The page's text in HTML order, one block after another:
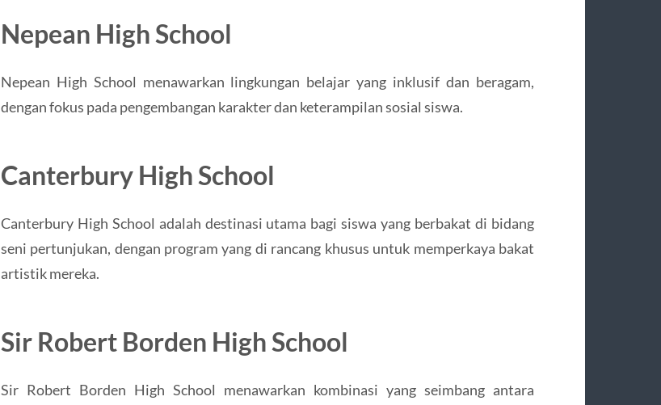
Nepean High School
Nepean High School menawarkan lingkungan belajar yang inklusif dan beragam,
dengan fokus pada pengembangan karakter dan keterampilan sosial siswa.
Canterbury High School
Canterbury High School adalah destinasi utama bagi siswa yang berbakat di bidang
seni pertunjukan, dengan program yang di rancang khusus untuk memperkaya bakat
artistik mereka.
Sir Robert Borden High School
Sir Robert Borden High School menawarkan kombinasi yang seimbang antara